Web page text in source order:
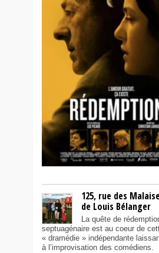
125, rue des
de Louis Bélanger
La quête de
septuagénaire est au coeur de
« dramédie » indépendante
à l’improvisation des comédiens.